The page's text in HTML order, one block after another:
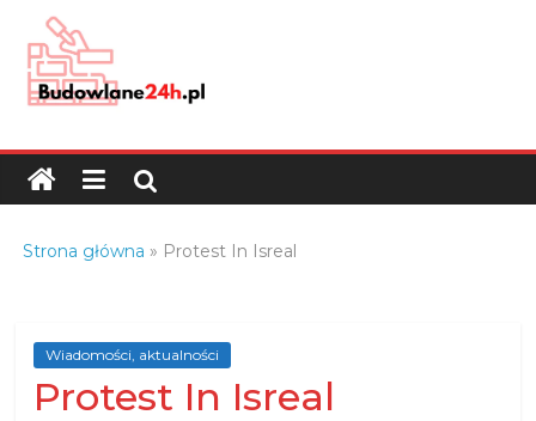
content
Budowlane24h.pl
portal
budowlany
branży
budowlanej
Strona główna » Protest In Isreal
Wiadomości, aktualności
Protest In Isreal